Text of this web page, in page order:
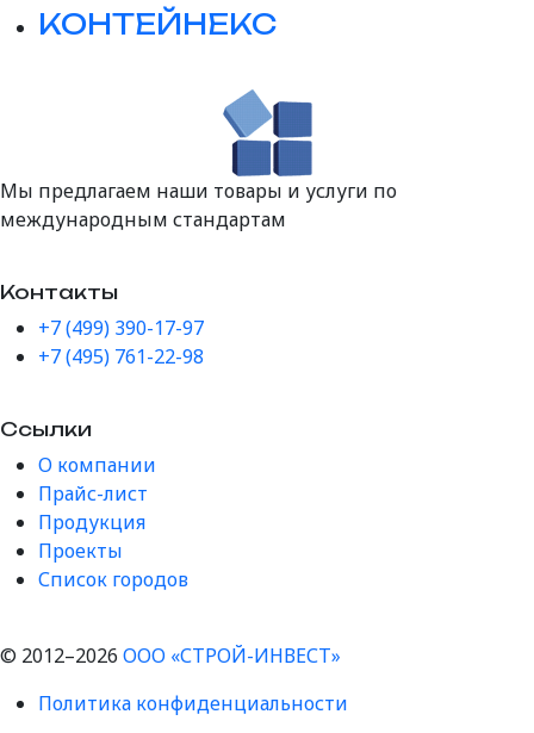
КОНТЕЙНЕКС
Мы предлагаем наши товары и услуги по
международным стандартам
Контакты
+7 (499) 390-17-97
+7 (495) 761-22-98
Ссылки
О компании
Прайс-лист
Продукция
Проекты
Список городов
© 2012–2026 ООО «СТРОЙ-ИНВЕСТ»
Политика конфиденциальности